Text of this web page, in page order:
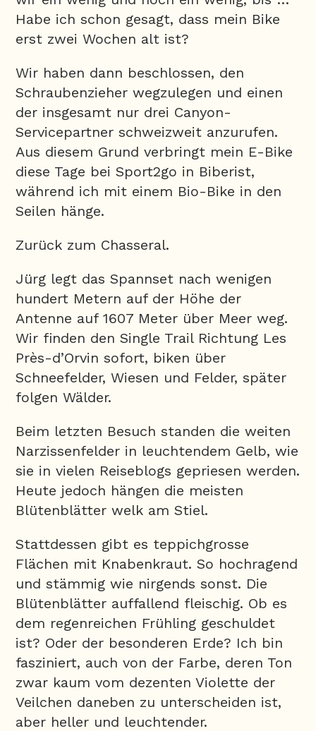
Habe ich schon gesagt, dass mein Bike
erst zwei Wochen alt ist?
Wir haben dann beschlossen, den
Schraubenzieher wegzulegen und einen
der insgesamt nur drei Canyon-
Servicepartner schweizweit anzurufen.
Aus diesem Grund verbringt mein E-Bike
diese Tage bei Sport2go in Biberist,
während ich mit einem Bio-Bike in den
Seilen hänge.
Zurück zum Chasseral.
Jürg legt das Spannset nach wenigen
hundert Metern auf der Höhe der
Antenne auf 1607 Meter über Meer weg.
Wir finden den Single Trail Richtung Les
Près-d’Orvin sofort, biken über
Schneefelder, Wiesen und Felder, später
folgen Wälder.
Beim letzten Besuch standen die weiten
Narzissenfelder in leuchtendem Gelb, wie
sie in vielen Reiseblogs gepriesen werden.
Heute jedoch hängen die meisten
Blütenblätter welk am Stiel.
Stattdessen gibt es teppichgrosse
Flächen mit Knabenkraut. So hochragend
und stämmig wie nirgends sonst. Die
Blütenblätter auffallend fleischig. Ob es
dem regenreichen Frühling geschuldet
ist? Oder der besonderen Erde? Ich bin
fasziniert, auch von der Farbe, deren Ton
zwar kaum vom dezenten Violette der
Veilchen daneben zu unterscheiden ist,
aber heller und leuchtender.